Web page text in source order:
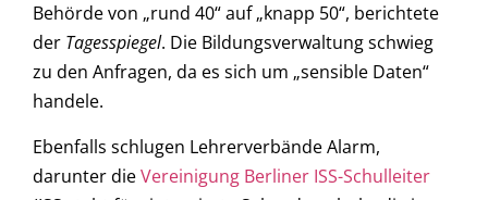
Behörde von „rund 40“ auf „knapp 50“, berichtete
der Tagesspiegel. Die Bildungsverwaltung schwieg
zu den Anfragen, da es sich um „sensible Daten“
handele.
Ebenfalls schlugen Lehrerverbände Alarm,
darunter dieVereinigung Berliner ISS-Schulleiter